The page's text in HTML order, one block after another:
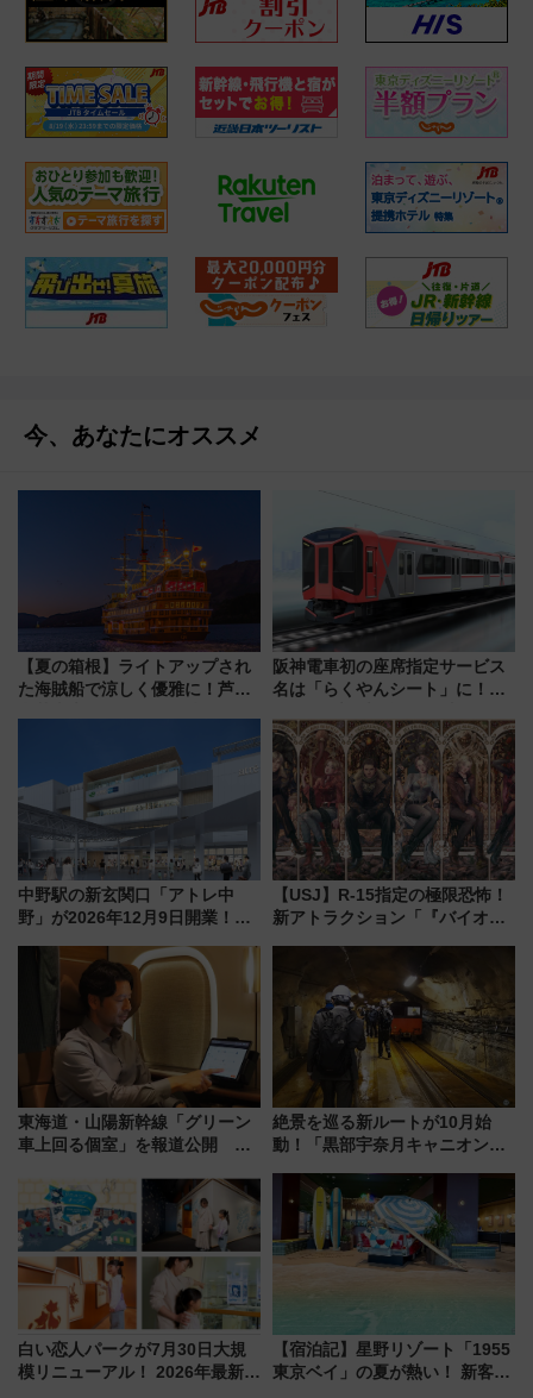
今、あなたにオススメ
【夏の箱根】ライトアップされ
た海賊船で涼しく優雅に！芦ノ
阪神電車初の座席指定サービス
名は「らくやんシート」に！新
を快適移動
中野駅の新玄関口「アトレ中
野」が2026年12月9日開業！新
注目スポット
【USJ】R-15指定の極限恐怖！
新アトラクション「『バイオハ
ブ」今秋登場 ―予測不能の恐
怖に泣き叫べ―
東海道・山陽新幹線「グリーン
車上回る個室」を報道公開 プ
絶景を巡る新ルートが10月始
動！「黒部宇奈月キャニオンル
ジ」がオープン
白い恋人パークが7月30日大規
模リニューアル！ 2026年最新の
【宿泊記】星野リゾート「1955
東京ベイ」の夏が熱い！ 新客室